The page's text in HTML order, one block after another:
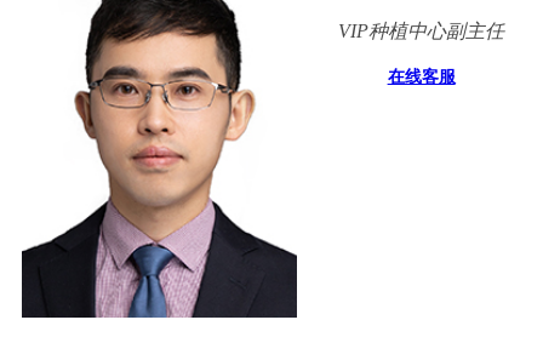
VIP种植中心副主任
在线客服